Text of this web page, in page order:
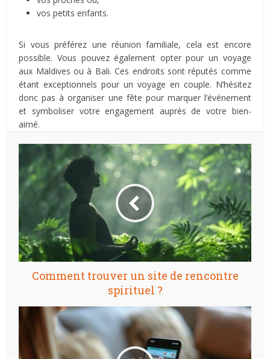
vos petits enfants.
Si vous préférez une réunion familiale, cela est encore
possible. Vous pouvez également opter pour un voyage
aux Maldives ou à Bali. Ces endroits sont réputés comme
étant exceptionnels pour un voyage en couple. N’hésitez
donc pas à organiser une fête pour marquer l’événement
et symboliser votre engagement auprès de votre bien-
aimé.
Comment trouver un site de rencontre
spirituel ?